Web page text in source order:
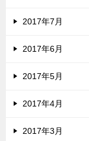
2017年7月
2017年6月
2017年5月
2017年4月
2017年3月